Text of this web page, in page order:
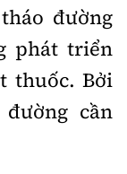
đường
phát triển
thuốc. Bởi
cần